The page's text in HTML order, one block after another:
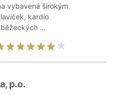
vybavená širokým
kardio
...
p.o.